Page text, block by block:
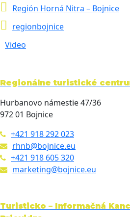
Región Horná Nitra – Bojnice
regionbojnice
Video
Regionálne turistické
Hurbanovo námestie 47/36
972 01 Bojnice
+421 918 292 023
rhnb@bojnice.eu
+421 918 605 320
marketing@bojnice.eu
Turisticko – Informačná